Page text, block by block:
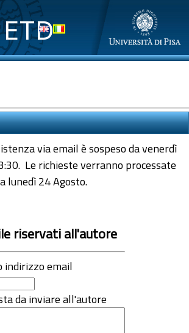
ETD
via email è sospeso da venerdì
Le richieste verranno processate
lunedì 24 Agosto.
riservati all'autore
indirizzo email
da inviare all'autore